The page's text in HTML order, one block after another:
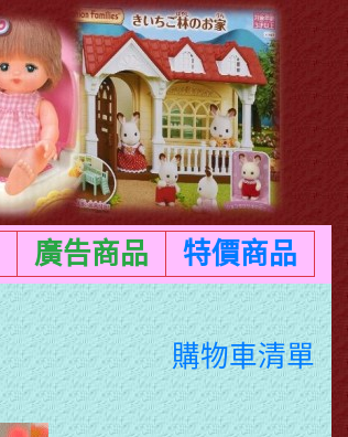
廣告商品
特價商品
購物車清單